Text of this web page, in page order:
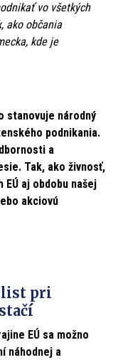
vo všetkých
ako občania
kde je
stanovuje národný
podnikania.
a
Tak, ako živnosť,
aj obdobu našej
akciovú
list pri
EÚ sa možno
náhodnej a